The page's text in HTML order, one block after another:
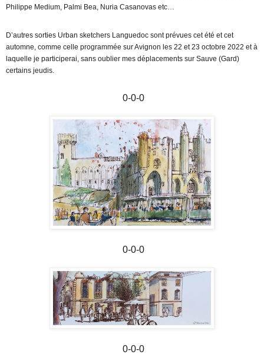
Philippe Medium, Palmi Bea, Nuria Casanovas etc…
D’autres sorties Urban sketchers Languedoc sont prévues cet été et cet
automne, comme celle programmée sur Avignon les 22 et 23 octobre 2022 et à
laquelle je participerai, sans oublier mes déplacements sur Sauve (Gard)
certains jeudis.
0-0-0
0-0-0
0-0-0